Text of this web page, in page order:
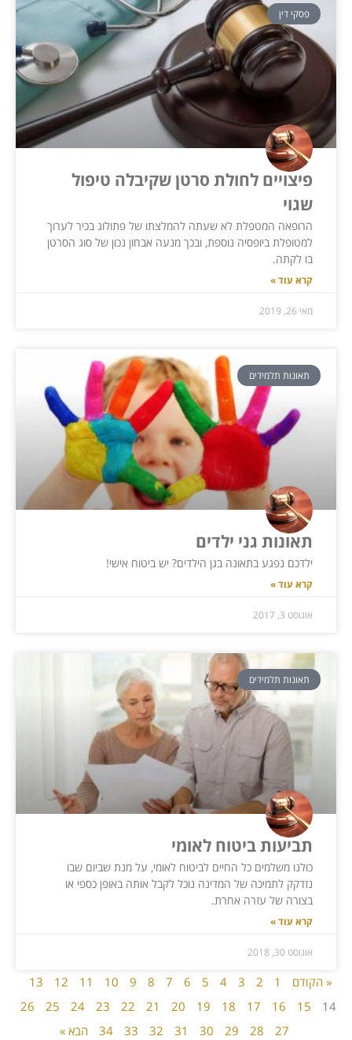
פסקי דין
פיצויים לחולת סרטן שקיבלה טיפול
שגוי
הרופאה המטפלת לא שעתה להמלצתו של פתולוג בכיר לערוך
למטופלת ביופסיה נוספת, ובכך מנעה אבחון נכון של סוג הסרטן
בו לקתה.
קרא עוד »
מאי 26, 2019
תאונות תלמידים
תאונות גני ילדים
ילדכם נפגע בתאונה בגן הילדים? יש ביטוח אישי!
קרא עוד »
אוגוסט 3, 2017
תאונות תלמידים
תביעות ביטוח לאומי
כולנו משלמים כל החיים לביטוח לאומי, על מנת שביום שבו
נזדקק לתמיכה של המדינה נוכל לקבל אותה באופן כספי או
בצורה של עזרה אחרת.
קרא עוד »
אוגוסט 30, 2018
« הקודם 1
2
3
4
5
6
7
8
9
10
11
12
13
14
15
16
17
18
19
20
21
22
23
24
25
26
27
28
29
30
31
32
33
34 הבא »